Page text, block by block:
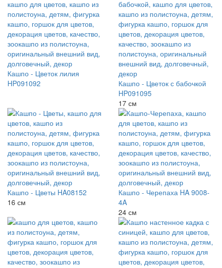
Кашпо - Цветок лилия
HP091092
Кашпо - Цветок с бабочкой
HP091095
17 см
Кашпо - Цветы HA08152
16 см
Кашпо - Черепаха HA 9008-
4A
24 см